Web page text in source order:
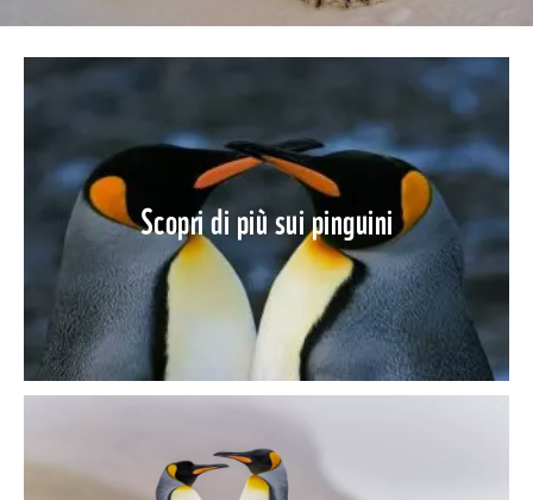
Scopri di più sui pinguini